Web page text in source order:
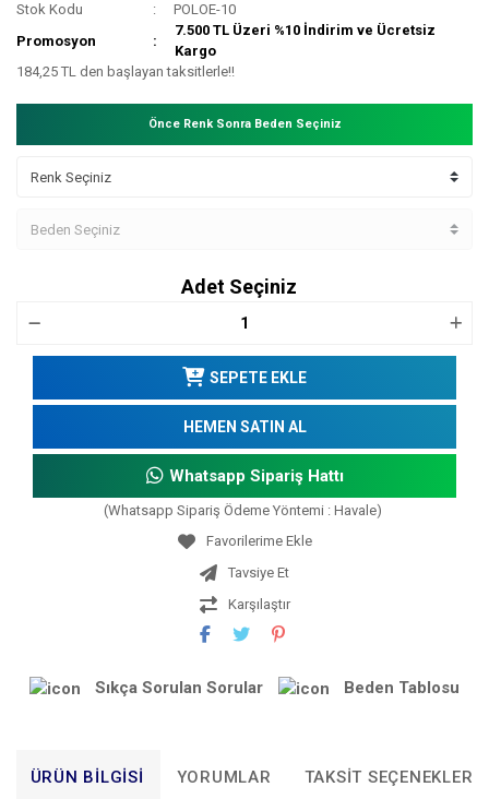
Stok Kodu
POLOE-10
Promosyon
7.500 TL Üzeri %10 İndirim ve Ücretsiz
Kargo
184,25 TL den başlayan taksitlerle!!
Önce Renk Sonra Beden Seçiniz
Adet Seçiniz
SEPETE EKLE
HEMEN SATIN AL
Whatsapp Sipariş Hattı
(Whatsapp Sipariş Ödeme Yöntemi : Havale)
Tavsiye Et
Karşılaştır
Sıkça Sorulan Sorular Beden Tablosu
ÜRÜN BILGISI YORUMLAR TAKSIT SEÇENEKLERI